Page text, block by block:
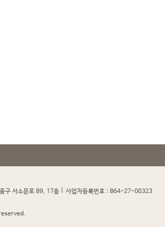
구 서소문로 89, 17층 사업자등록번호 : 864-27-00323